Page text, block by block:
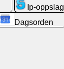
Ip-oppslag
Dagsorden